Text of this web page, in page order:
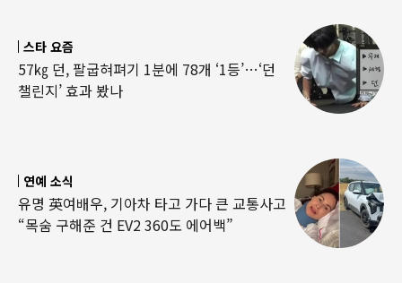
스타 요즘
57㎏ 던, 팔굽혀펴기 1분에 78개 ‘1등’…‘던
챌린지’ 효과 봤나
연예 소식
유명 英여배우, 기아차 타고 가다 큰 교통사고
“목숨 구해준 건 EV2 360도 에어백”